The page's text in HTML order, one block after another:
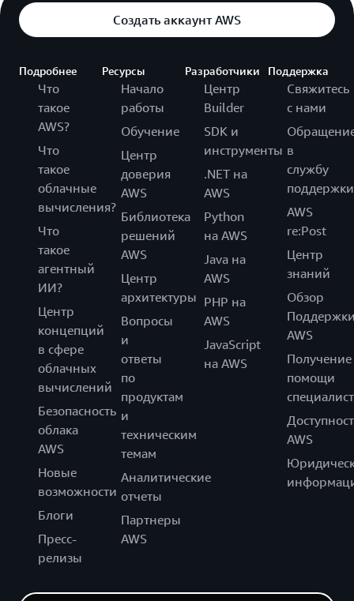
Создать аккаунт AWS
Подробнее
Что
такое
AWS?
Что
такое
облачные
вычисления?
Что
такое
агентный
ИИ?
Центр
концепций
в сфере
облачных
вычислений
Безопасность
облака
AWS
Новые
возможности
Блоги
Пресс-
релизы
Ресурсы
Начало
работы
Обучение
Центр
доверия
AWS
Библиотека
решений
AWS
Центр
архитектуры
Вопросы
и
ответы
по
продуктам
и
техническим
темам
Аналитические
отчеты
Партнеры
AWS
Разработчики
Центр
Builder
SDK и
инструменты
.NET на
AWS
Python
на AWS
Java на
AWS
PHP на
AWS
JavaScript
на AWS
Поддержка
Свяжитесь
с нами
в
службу
поддержки
AWS
re:Post
Центр
знаний
Обзор
AWS
Получение
помощи
AWS